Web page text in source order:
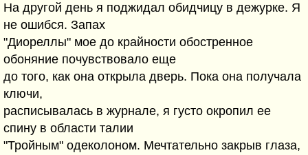
На другой день я поджидал обидчицу в дежурке. Я
не ошибся. Запах
"Диореллы" мое до крайности обостренное
обоняние почувствовало еще
до того, как она открыла дверь. Пока она получала
ключи,
расписывалась в журнале, я густо окропил ее
спину в области талии
"Тройным" одеколоном. Мечтательно закрыв глаза,